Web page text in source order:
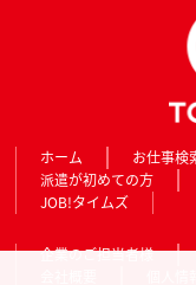
ホーム お仕事検
派遣が初めての方
JOB!タイムズ
企業のご担当者様